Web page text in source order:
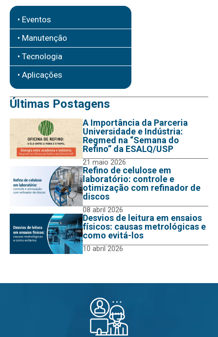
• Eventos
• Manutenção
• Tecnologia
• Aplicações
Últimas Postagens
A Importância da Parceria
Universidade e Indústria:
Regmed na “Semana do
Refino” da ESALQ/USP
21 maio 2026
Refino de celulose em
laboratório: controle e
otimização com refinador de
discos
08 abril 2026
Desvios de leitura em ensaios
físicos: causas metrológicas e
como evitá-los
10 abril 2026